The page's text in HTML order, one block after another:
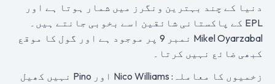
دنیا کے چند بہترین ونگرز میں شمار ہوتا ہے اور
EPL کے پاکستانی شائقین اسے بخوبی جانتے ہیں۔
Mikel Oyarzabal نمبر 9 پر موجود ہے اور گول کا موقع
کبھی ضائع نہیں کرتا۔
زخمیوں کا معاملہ: Nico Williams اور Pino نہیں کھیل